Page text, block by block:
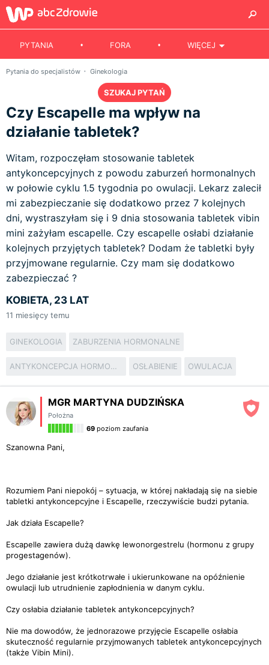
PYTANIA FORA WIĘCEJ
Pytania do specjalistów Ginekologia
SZUKAJ PYTAŃ
Czy Escapelle ma wpływ na
działanie tabletek?
Witam, rozpoczęłam stosowanie tabletek
antykoncepcyjnych z powodu zaburzeń hormonalnych
w połowie cyklu 1.5 tygodnia po owulacji. Lekarz zalecił
mi zabezpieczanie się dodatkowo przez 7 kolejnych
dni, wystraszyłam się i 9 dnia stosowania tabletek vibin
mini zażyłam escapelle. Czy escapelle osłabi działanie
kolejnych przyjętych tabletek? Dodam że tabletki były
przyjmowane regularnie. Czy mam się dodatkowo
zabezpieczać ?
KOBIETA, 23 LAT
11 miesięcy temu
GINEKOLOGIA ZABURZENIA HORMONALNE
ANTYKONCEPCJA HORMONALNA OSŁABIENIE OWULACJA
MGR MARTYNA DUDZIŃSKA
Położna
69 poziom zaufania
Szanowna Pani,
Rozumiem Pani niepokój – sytuacja, w której nakładają się na siebie
tabletki antykoncepcyjne i Escapelle, rzeczywiście budzi pytania.
Jak działa Escapelle?
Escapelle zawiera dużą dawkę lewonorgestrelu (hormonu z grupy
progestagenów).
Jego działanie jest krótkotrwałe i ukierunkowane na opóźnienie
owulacji lub utrudnienie zapłodnienia w danym cyklu.
Czy osłabia działanie tabletek antykoncepcyjnych?
Nie ma dowodów, że jednorazowe przyjęcie Escapelle osłabia
skuteczność regularnie przyjmowanych tabletek antykoncepcyjnych
(także Vibin Mini).